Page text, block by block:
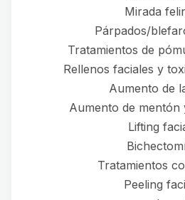
Mirada
Párpados/
Tratamientos de
Rellenos faciales y
Aumento de
Aumento de mentón
Lifting
Tratamientos
Peeling